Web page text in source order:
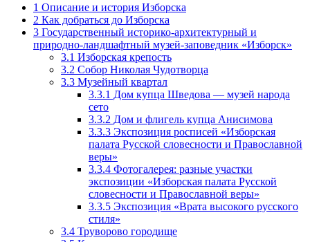
1 Описание и история Изборска
2 Как добраться до Изборска
3 Государственный историко-архитектурный и
природно-ландшафтный музей-заповедник «Изборск»
3.1 Изборская крепость
3.2 Собор Николая Чудотворца
3.3 Музейный квартал
3.3.1 Дом купца Шведова — музей народа
сето
3.3.2 Дом и флигель купца Анисимова
3.3.3 Экспозиция росписей «Изборская
палата Русской словесности и Православной
веры»
3.3.4 Фотогалерея: разные участки
экспозиции «Изборская палата Русской
словесности и Православной веры»
3.3.5 Экспозиция «Врата высокого русского
стиля»
3.4 Труворово городище